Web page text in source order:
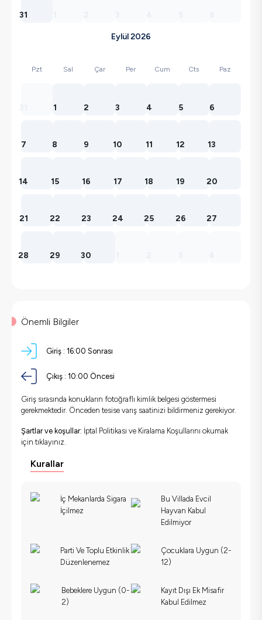
31
Eylül 2026
Pzt Sal Çar Per Cum Cts Paz
1 2 3 4 5 6
7 8 9 10 11 12 13
14 15 16 17 18 19 20
21 22 23 24 25 26 27
28 29 30
Önemli Bilgiler
Giriş : 16:00 Sonrası
Çıkış : 10:00 Öncesi
Giriş sırasında konukların fotoğraflı kimlik belgesi göstermesi
gerekmektedir. Önceden tesise varış saatinizi bildirmeniz gerekiyor.
Şartlar ve koşullar: İptal Politikası ve Kiralama Koşullarını okumak
için tıklayınız.
Kurallar
İç Mekanlarda Sigara
İçilmez
Bu Villada Evcil
Hayvan Kabul
Edilmiyor
Parti Ve Toplu Etkinlik
Düzenlenemez
Çocuklara Uygun (2-
12)
Bebeklere Uygun (0-
2)
Kayıt Dışı Ek Misafir
Kabul Edilmez